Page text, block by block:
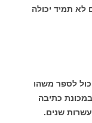
תמיד יכולה
לספר משהו
כתיבה
שנים.